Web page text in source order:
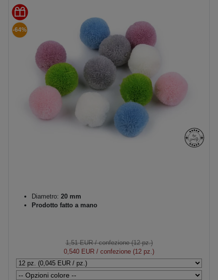
-64%
Diametro: 20 mm
Prodotto fatto a mano
1,51 EUR/ confezione (12 pz.)
0,540 EUR / confezione (12 pz.)